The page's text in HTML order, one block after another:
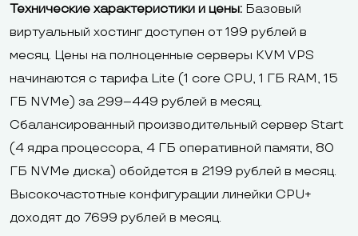
Технические характеристики и цены: Базовый
виртуальный хостинг доступен от 199 рублей в
месяц. Цены на полноценные серверы KVM VPS
начинаются с тарифа Lite (1 core CPU, 1 ГБ RAM, 15
ГБ NVMe) за 299–449 рублей в месяц.
Сбалансированный производительный сервер Start
(4 ядра процессора, 4 ГБ оперативной памяти, 80
ГБ NVMe диска) обойдется в 2199 рублей в месяц.
Высокочастотные конфигурации линейки CPU+
доходят до 7699 рублей в месяц.